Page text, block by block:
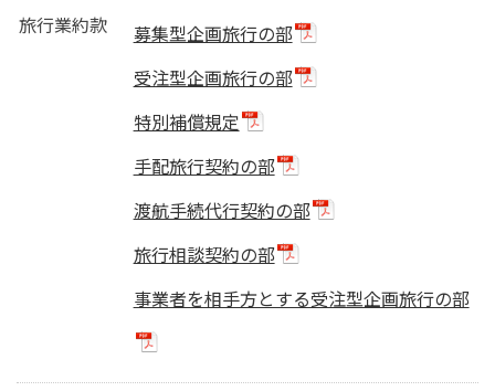
旅行業約款
募集型企画旅行の部
受注型企画旅行の部
特別補償規定
手配旅行契約の部
渡航手続代行契約の部
旅行相談契約の部
事業者を相手方とする受注型企画旅行の部